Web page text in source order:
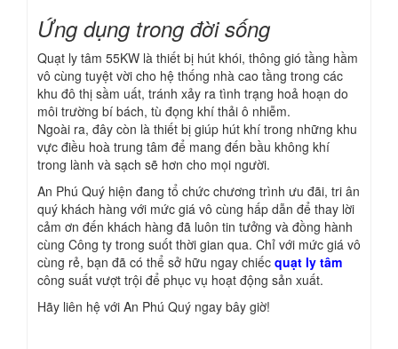
Ứng dụng trong đời sống
Quạt ly tâm 55KW là thiết bị hút khói, thông gió tầng hầm
vô cùng tuyệt vời cho hệ thống nhà cao tầng trong các
khu đô thị sầm uất, tránh xảy ra tình trạng hoả hoạn do
môi trường bí bách, tù đọng khí thải ô nhiễm.
Ngoài ra, đây còn là thiết bị giúp hút khí trong những khu
vực điều hoà trung tâm để mang đến bầu không khí
trong lành và sạch sẽ hơn cho mọi người.
An Phú Quý hiện đang tổ chức chương trình ưu đãi, tri ân
quý khách hàng với mức giá vô cùng hấp dẫn để thay lời
cảm ơn đến khách hàng đã luôn tin tưởng và đồng hành
cùng Công ty trong suốt thời gian qua. Chỉ với mức giá vô
cùng rẻ, bạn đã có thể sở hữu ngay chiếc quạt ly tâm
công suất vượt trội để phục vụ hoạt động sản xuất.
Hãy liên hệ với An Phú Quý ngay bây giờ!